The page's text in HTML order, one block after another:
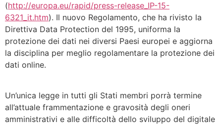
(http://europa.eu/rapid/press-release_IP-15-
6321_it.htm). Il nuovo Regolamento, che ha rivisto la
Direttiva Data Protection del 1995, uniforma la
protezione dei dati nei diversi Paesi europei e aggiorna
la disciplina per meglio regolamentare la protezione dei
dati online.
Un’unica legge in tutti gli Stati membri porrà termine
all’attuale frammentazione e gravosità degli oneri
amministrativi e alle difficoltà dello sviluppo del digitale